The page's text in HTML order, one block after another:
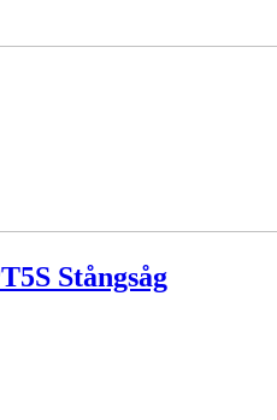
Stångsåg